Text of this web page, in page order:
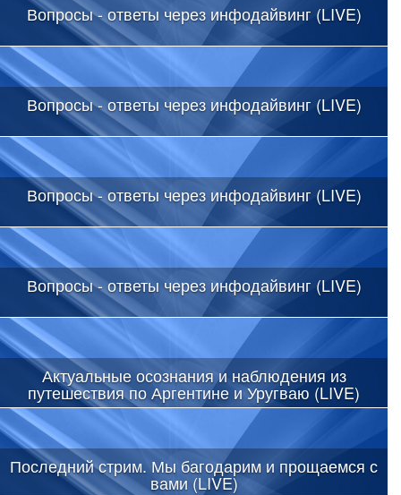
Вопросы - ответы через инфодайвинг (LIVE)
Вопросы - ответы через инфодайвинг (LIVE)
Вопросы - ответы через инфодайвинг (LIVE)
Вопросы - ответы через инфодайвинг (LIVE)
Актуальные осознания и наблюдения из
путешествия по Аргентине и Уругваю (LIVE)
Последний стрим. Мы багодарим и прощаемся с
вами (LIVE)